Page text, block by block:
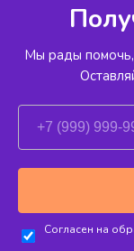
Мы рады
Согласен на